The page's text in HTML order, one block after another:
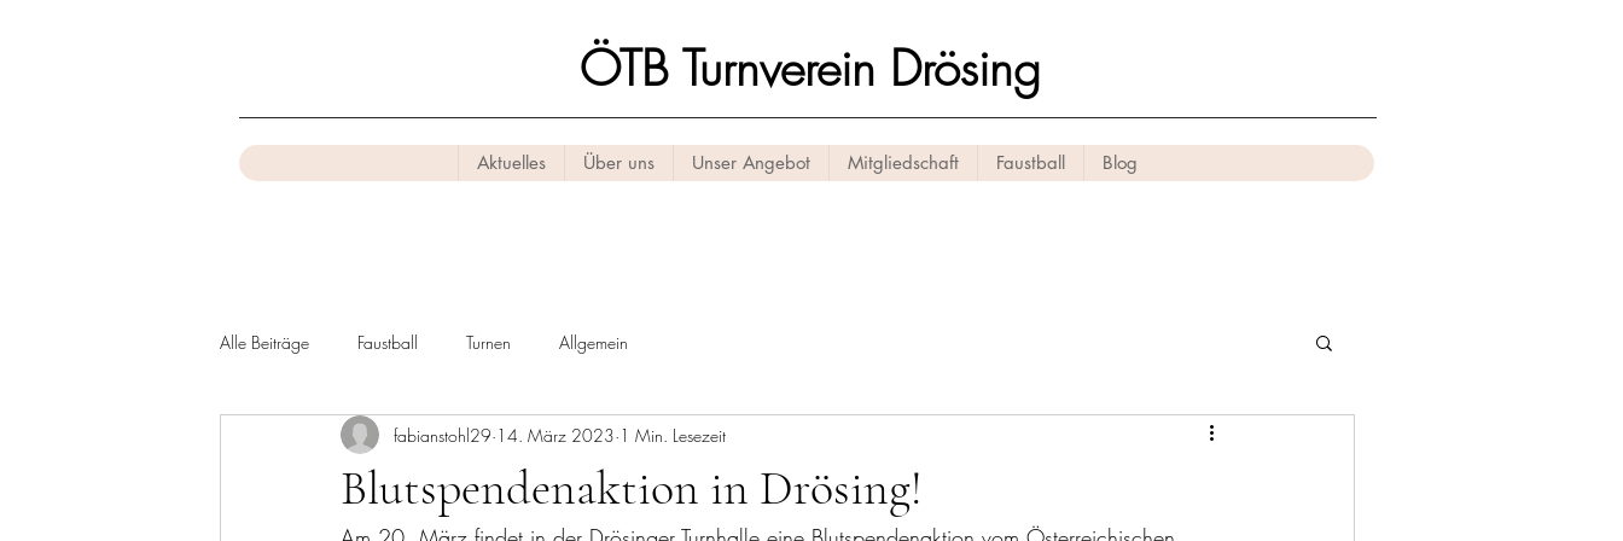
ÖTB Turnverein Drösing
Aktuelles Über uns Unser Angebot Mitgliedschaft Faustball Blog
Alle Beiträge Faustball Turnen Allgemein
Blutspendenaktion in Drösing!
fabianstohl29 14. März 2023 1 Min. Lesezeit